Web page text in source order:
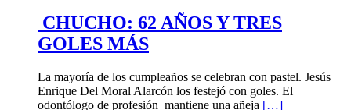
CHUCHO: 62 AÑOS Y TRES
GOLES MÁS
La mayoría de los cumpleaños se celebran con pastel. Jesús
Enrique Del Moral Alarcón los festejó con goles. El
odontólogo de profesión mantiene una añeja […]